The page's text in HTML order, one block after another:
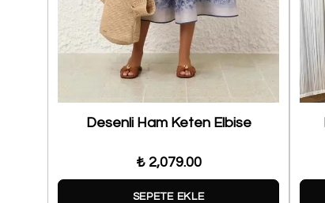
Desenli Ham Keten Elbise
₺ 2,079.00
SEPETE EKLE